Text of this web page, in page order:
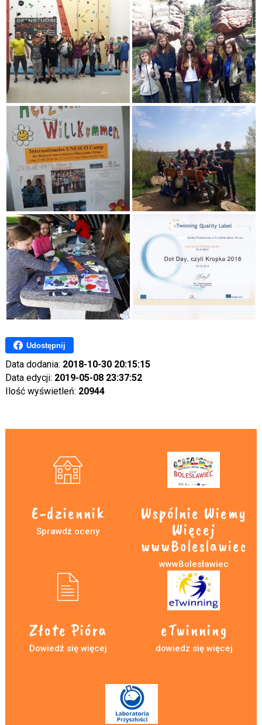
Udostępnij
Data dodania: 2018-10-30 20:15:15
Data edycji: 2019-05-08 23:37:52
Ilość wyświetleń: 20944
E-dziennik
Sprawdź oceny
Wspólnie Wiemy
Więcej
wwwBoleslawiec
wwwBolesławiec
Złote Pióra
Dowiedź się więcej
eTwinning
dowiedz się więcej